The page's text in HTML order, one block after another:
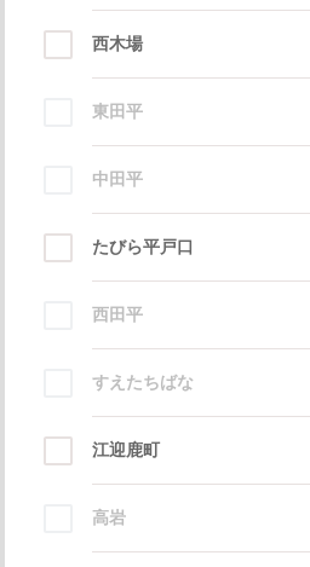
西木場
東田平
中田平
たびら平戸口
西田平
すえたちばな
江迎鹿町
高岩